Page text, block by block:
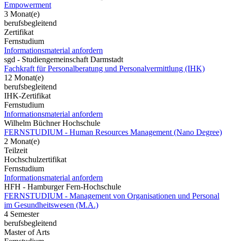
Empowerment
3 Monat(e)
berufsbegleitend
Zertifikat
Fernstudium
Informationsmaterial anfordern
sgd - Studiengemeinschaft Darmstadt
Fachkraft für Personalberatung und Personalvermittlung (IHK)
12 Monat(e)
berufsbegleitend
IHK-Zertifikat
Fernstudium
Informationsmaterial anfordern
Wilhelm Büchner Hochschule
FERNSTUDIUM - Human Resources Management (Nano Degree)
2 Monat(e)
Teilzeit
Hochschulzertifikat
Fernstudium
Informationsmaterial anfordern
HFH - Hamburger Fern-Hochschule
FERNSTUDIUM - Management von Organisationen und Personal
im Gesundheitswesen (M.A.)
4 Semester
berufsbegleitend
Master of Arts